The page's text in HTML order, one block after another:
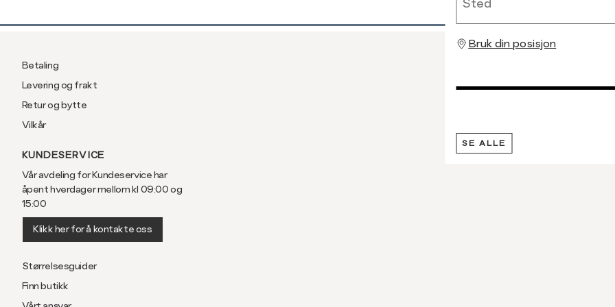
Bruk din posisjon
SE ALLE
Betaling
Levering og frakt
Retur og bytte
Vilkår
KUNDESERVICE
Vår avdeling for Kundeservice har
åpent hverdager mellom kl 09:00 og
15:00
Klikk her for å kontakte oss
Størrelsesguider
Finn butikk